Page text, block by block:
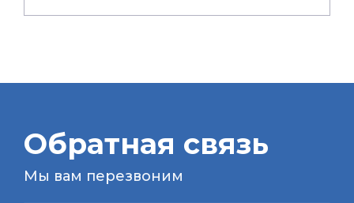
Обратная связь
Мы вам перезвоним